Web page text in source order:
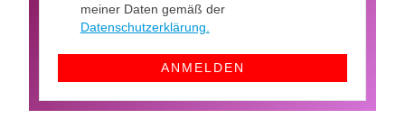
meiner Daten gemäß der
Datenschutzerklärung.